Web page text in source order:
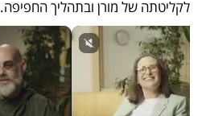
לקליטתה של מורן ובתהליך החפיפה.